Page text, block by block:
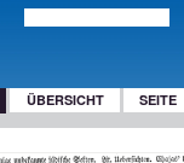
ÜBERSICHT SEITE